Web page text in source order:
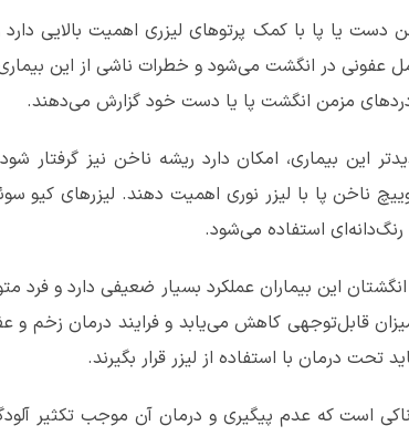
دست یا پا با کمک پرتوهای لیزری اهمیت بالایی
عفونی در انگشت می‌شود و خطرات ناشی از این
دردهای مزمن انگشت پا یا دست خود گزارش می‌دهند.
این بیماری، امکان دارد ریشه ناخن نیز گرفتار
ناخن پا با لیزر نوری اهمیت دهند. لیزرهای کیو
استفاده می‌شود.
این بیماران عملکرد بسیار ضعیفی دارد و
قابل‌توجهی کاهش می‌یابد و فرایند درمان زخم و
تحت درمان با استفاده از لیزر قرار بگیرند.
است که عدم پیگیری و درمان آن موجب تکثیر